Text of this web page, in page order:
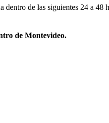
dentro de las siguientes 24 a 48
de Montevideo.